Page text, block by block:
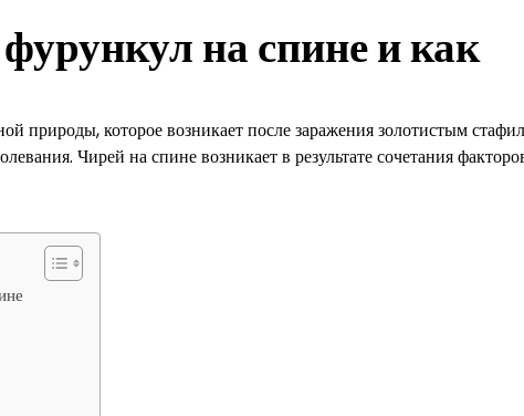
на спине и как
природы, которое возникает после заражения золотистым
Чирей на спине возникает в результате сочетания